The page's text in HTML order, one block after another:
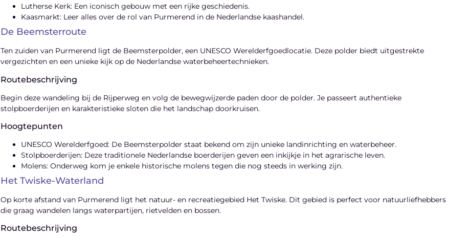
Lutherse Kerk: Een iconisch gebouw met een rijke geschiedenis.
Kaasmarkt: Leer alles over de rol van Purmerend in de Nederlandse kaashandel.
De Beemsterroute
Ten zuiden van Purmerend ligt de Beemsterpolder, een UNESCO Werelderfgoedlocatie. Deze polder biedt uitgestrekte
vergezichten en een unieke kijk op de Nederlandse waterbeheertechnieken.
Routebeschrijving
Begin deze wandeling bij de Rijperweg en volg de bewegwijzerde paden door de polder. Je passeert authentieke
stolpboerderijen en karakteristieke sloten die het landschap doorkruisen.
Hoogtepunten
UNESCO Werelderfgoed: De Beemsterpolder staat bekend om zijn unieke landinrichting en waterbeheer.
Stolpboerderijen: Deze traditionele Nederlandse boerderijen geven een inkijkje in het agrarische leven.
Molens: Onderweg kom je enkele historische molens tegen die nog steeds in werking zijn.
Het Twiske-Waterland
Op korte afstand van Purmerend ligt het natuur- en recreatiegebied Het Twiske. Dit gebied is perfect voor natuurliefhebbers
die graag wandelen langs waterpartijen, rietvelden en bossen.
Routebeschrijving